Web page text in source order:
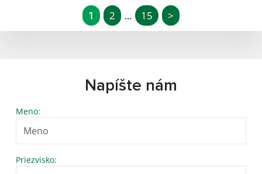
1 2 ... 15 >
Napíšte nám
Meno:
Priezvisko: